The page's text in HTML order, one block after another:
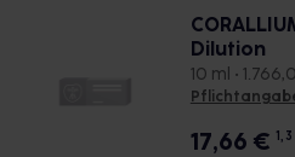
Dilution
10 ml •
17,66 € 1, 3